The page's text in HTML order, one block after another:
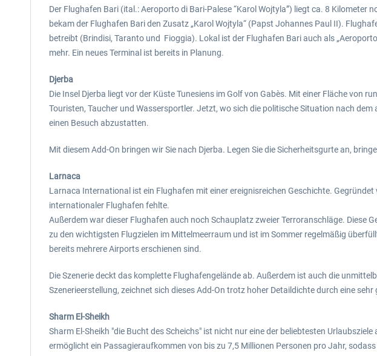
Der Flughafen Bari (ital.: Aeroporto di Bari-Palese “Karol Wojtyla”) liegt ca. 8
bekam der Flughafen Bari den Zusatz „Karol Wojtyla“ (Papst Johannes Paul II).
betreibt (Brindisi, Taranto und Fioggia). Lokal ist der Flughafen Bari auch als
mehr. Ein neues Terminal ist bereits in Planung.
Djerba
Die Insel Djerba liegt vor der Küste Tunesiens im Golf von Gabès. Mit einer Fläche von
Touristen, Taucher und Wassersportler. Jetzt, wo sich die politische Situation nach
einen Besuch abzustatten.
Mit diesem Add-On bringen wir Sie nach Djerba. Legen Sie die Sicherheitsgurte an,
Larnaca
Larnaca International ist ein Flughafen mit einer ereignisreichen Geschichte.
internationaler Flughafen fehlte.
Außerdem war dieser Flughafen auch noch Schauplatz zweier Terroranschläge. Diese
zu den wichtigsten Flugzielen im Mittelmeerraum und ist im Sommer regelmäßig
bereits mehrere Airports erschienen sind.
Die Szenerie deckt das komplette Flughafengelände ab. Außerdem ist auch die
Szenerieerstellung, zeichnet sich dieses Add-On trotz hoher Detaildichte durch eine
Sharm El-Sheikh
Sharm El-Sheikh "die Bucht des Scheichs" ist nicht nur eine der beliebtesten
ermöglicht ein Passagieraufkommen von bis zu 7,5 Millionen Personen pro Jahr,